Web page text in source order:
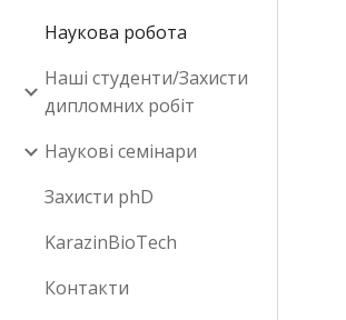
Наукова робота
Наші студенти/Захисти
дипломних робіт
Наукові семінари
Захисти phD
KarazinBioTech
Контакти